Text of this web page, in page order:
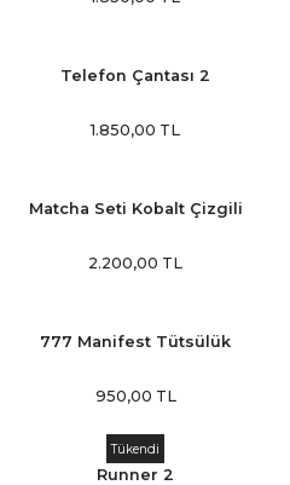
Telefon Çantası 2
1.850,00 TL
Matcha Seti Kobalt Çizgili
2.200,00 TL
777 Manifest Tütsülük
950,00 TL
Tükendi
Runner 2